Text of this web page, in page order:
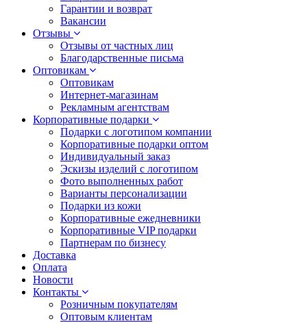
Гарантии и возврат
Вакансии
Отзывы
Отзывы от частных лиц
Благодарственные письма
Оптовикам
Оптовикам
Интернет-магазинам
Рекламным агентствам
Корпоративные подарки
Подарки с логотипом компании
Корпоративные подарки оптом
Индивидуальный заказ
Эскизы изделий с логотипом
Фото выполненных работ
Варианты персонализации
Подарки из кожи
Корпоративные ежедневники
Корпоративные VIP подарки
Партнерам по бизнесу
Доставка
Оплата
Новости
Контакты
Розничным покупателям
Оптовым клиентам